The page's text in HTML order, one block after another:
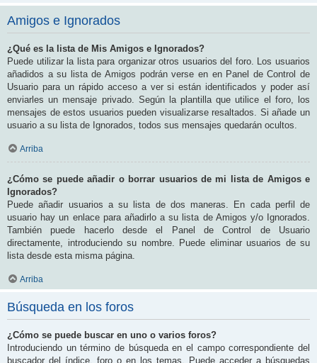
Amigos e Ignorados
¿Qué es la lista de Mis Amigos e Ignorados?
Puede utilizar la lista para organizar otros usuarios del foro. Los usuarios
añadidos a su lista de Amigos podrán verse en en Panel de Control de
Usuario para un rápido acceso a ver si están identificados y poder así
enviarles un mensaje privado. Según la plantilla que utilice el foro, los
mensajes de estos usuarios pueden visualizarse resaltados. Si añade un
usuario a su lista de Ignorados, todos sus mensajes quedarán ocultos.
Arriba
¿Cómo se puede añadir o borrar usuarios de mi lista de Amigos e
Ignorados?
Puede añadir usuarios a su lista de dos maneras. En cada perfil de
usuario hay un enlace para añadirlo a su lista de Amigos y/o Ignorados.
También puede hacerlo desde el Panel de Control de Usuario
directamente, introduciendo su nombre. Puede eliminar usuarios de su
lista desde esta misma página.
Arriba
Búsqueda en los foros
¿Cómo se puede buscar en uno o varios foros?
Introduciendo un término de búsqueda en el campo correspondiente del
buscador del índice, foro o en los temas. Puede acceder a búsquedas